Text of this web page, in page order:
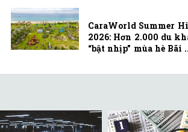
CaraWorld Summer
2026: Hơn 2.000 du
“bật nhịp” mùa hè Bãi